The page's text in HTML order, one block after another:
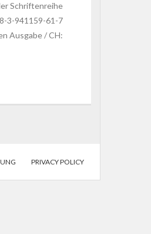
Schriftenreihe
3-941159-61-7
Ausgabe / CH:
PRIVACY POLICY